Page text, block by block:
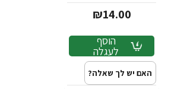
₪14.00
הוסף
לעגלה
האם יש לך שאלה?